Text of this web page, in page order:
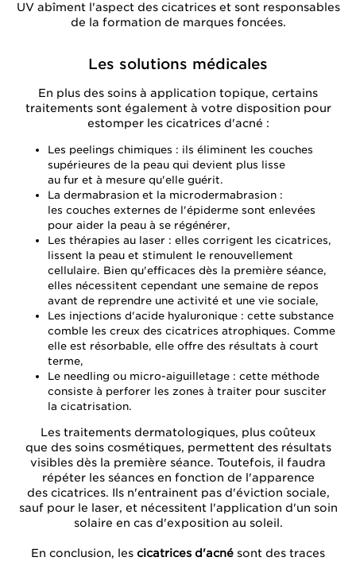
UV abîment l'aspect des cicatrices et sont responsables
de la formation de marques foncées.
Les solutions médicales
En plus des soins à application topique, certains
traitements sont également à votre disposition pour
estomper les cicatrices d'acné :
Les peelings chimiques : ils éliminent les couches
supérieures de la peau qui devient plus lisse
au fur et à mesure qu'elle guérit.
La dermabrasion et la microdermabrasion :
les couches externes de l'épiderme sont enlevées
pour aider la peau à se régénérer,
Les thérapies au laser : elles corrigent les cicatrices,
lissent la peau et stimulent le renouvellement
cellulaire. Bien qu'efficaces dès la première séance,
elles nécessitent cependant une semaine de repos
avant de reprendre une activité et une vie sociale,
Les injections d'acide hyaluronique : cette substance
comble les creux des cicatrices atrophiques. Comme
elle est résorbable, elle offre des résultats à court
terme,
Le needling ou micro-aiguilletage : cette méthode
consiste à perforer les zones à traiter pour susciter
la cicatrisation.
Les traitements dermatologiques, plus coûteux
que des soins cosmétiques, permettent des résultats
visibles dès la première séance. Toutefois, il faudra
répéter les séances en fonction de l'apparence
des cicatrices. Ils n'entrainent pas d'éviction sociale,
sauf pour le laser, et nécessitent l'application d'un soin
solaire en cas d'exposition au soleil.
En conclusion, les cicatrices d'acné sont des traces